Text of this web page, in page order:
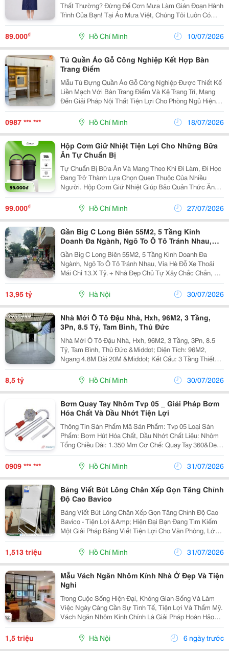
Thất Thường? Đừng Để Cơn Mưa Làm Gián Đoạn Hành
Trình Của Bạn! Tại Áo Mưa Việt, Chúng Tôi Luôn Có
Mẫu Áo Mưa Sẵn Kho: Từ Áo Mưa Cánh Dơi, Áo Mưa
Bộ, Đến Các Mẫu Bít Tiện Lợi &Ndash; Đủ Màu, Đủ...
89.000₫ Hồ Chí Minh 10/07/2026
Tủ Quần Áo Gỗ Công Nghiệp Kết Hợp Bàn
Trang Điểm
Mẫu Tủ Đựng Quần Áo Gỗ Công Nghiệp Được Thiết Kế
Liền Mạch Với Bàn Trang Điểm Và Kệ Trang Trí, Mang
Đến Giải Pháp Nội Thất Tiện Lợi Cho Phòng Ngủ Hiện
Đại. Tone Trắng Phối Vân Gỗ Sáng Giúp Tổng Thể
Không Gian Trở Nên Trang Nhã, Ấm Áp Và Dễ Sử
Dụng...
0987 *** *** Hồ Chí Minh 18/07/2026
Hộp Cơm Giữ Nhiệt Tiện Lợi Cho Những Bữa
Ăn Tự Chuẩn Bị
Tự Chuẩn Bị Bữa Ăn Và Mang Theo Khi Đi Làm, Đi Học
Đang Trở Thành Lựa Chọn Quen Thuộc Của Nhiều
Người. Hộp Cơm Giữ Nhiệt Giúp Bảo Quản Thức Ăn
Thuận Tiện Hơn, Đồng Thời Hỗ Trợ Duy Trì Độ Ấm Để
Bữa Ăn Vẫn Hấp Dẫn Sau Vài Giờ Chuẩn Bị. Chọn Hộp
99.000₫ Hồ Chí Minh 27/07/2026
Gần Big C Long Biên 55M2, 5 Tầng Kinh
Doanh Đa Ngành, Ngõ To Ô Tô Tránh Nhau,
Vỉa Hè Đỗ Xe Thoải Mái Chỉ 13.X Tỷ.
Gần Big C Long Biên 55M2, 5 Tầng Kinh Doanh Đa
Ngành, Ngõ To Ô Tô Tránh Nhau, Vỉa Hè Đỗ Xe Thoải
Mái Chỉ 13.X Tỷ. + Nhà Đẹp Chủ Tự Xây Chắc Chắn, Ô
Tô Thông Các Hướng, Gần Big C Long Biên, Gần Cầu
Chương Dương Đi Lại Rất Tiện Lợi. + Thiết Kế Rộng,...
13,95 tỷ Hà Nội 30/07/2026
Nhà Mới Ô Tô Đậu Nhà, Hxh, 96M2, 3 Tầng,
3Pn, 8.5 Tỷ, Tam Bình, Thủ Đức
Nhà Mới Ô Tô Đậu Nhà, Hxh, 96M2, 3 Tầng, 3Pn, 8.5
Tỷ, Tam Bình, Thủ Đức &Middot; Diện Tích: 96M2,
Ngang 4.8M Dài 20M &Middot; Kết Cấu: 3 Tầng Thiết
Kế Tối Ưu Không Gian &Middot; Công Năng: 3 Phòng
Ngủ Rộng Thoáng, Phòng Ngủ Tầng Trệt Tiện Lợi,...
8,5 tỷ Hồ Chí Minh 30/07/2026
Bơm Quay Tay Nhôm Tvp 05 _ Giải Pháp Bơm
Hóa Chất Và Dầu Nhớt Tiện Lợi
Thông Tin Sản Phẩm Mã Sản Phẩm: Tvp 05 Loại Sản
Phẩm: Bơm Hút Hóa Chất, Dầu Nhớt Chất Liệu: Nhôm
Tổng Chiều Dài: 1.350 Mm Cơ Chế: Quay Tay 360&Deg;
Ứng Dụng Bơm Hóa Chất, Dầu Nhớt, Dung Môi Và Các
0909 *** *** Hồ Chí Minh 31/07/2026
Bảng Viết Bút Lông Chân Xếp Gọn Tăng Chỉnh
Độ Cao Bavico
Bảng Viết Bút Lông Chân Xếp Gọn Tăng Chỉnh Độ Cao
Bavico - Tiện Lợi &Amp; Hiện Đại Bạn Đang Tìm Kiếm
Một Giải Pháp Bảng Viết Tiện Lợi Cho Văn Phòng, Lớp
Học Hay Góc Học Tập Tại Nhà? Bảng Viết Bút Lông
Chân Xếp Gọn Tăng Chỉnh Độ Cao Bavico Chính Là...
1,513 triệu Hồ Chí Minh 31/07/2026
Mẫu Vách Ngăn Nhôm Kính Nhà Ở Đẹp Và Tiện
Nghi
Trong Cuộc Sống Hiện Đại, Không Gian Sống Và Làm
Việc Ngày Càng Cần Sự Tinh Tế, Tiện Lợi Và Thẩm Mỹ.
Vách Ngăn Nhôm Kính Chính Là Giải Pháp Hoàn Hảo
Giúp Phân Chia Không Gian Thông Minh Mà Vẫn Đảm
Bảo Sự Thoáng Đãng, Sang Trọng. Dù Bạn Đang Tìm
Kiếm...
1,5 triệu Hà Nội 6 ngày trước